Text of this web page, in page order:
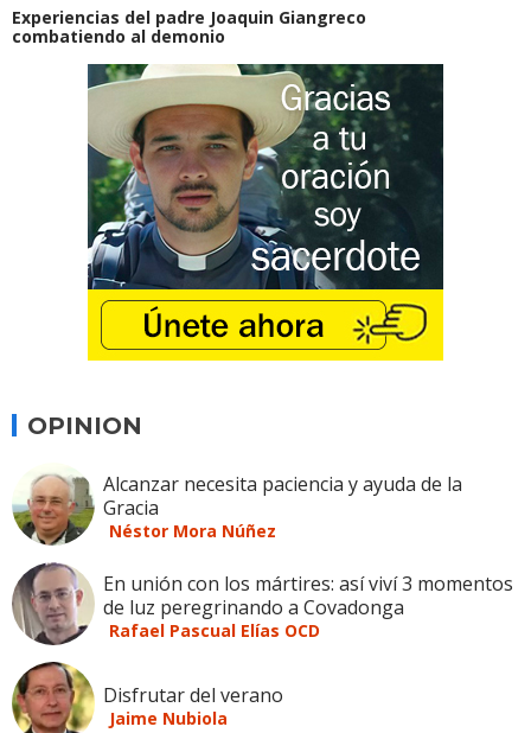
Experiencias del padre Joaquin Giangreco
combatiendo al demonio
OPINION
Alcanzar necesita paciencia y ayuda de la
Gracia
Néstor Mora Núñez
En unión con los mártires: así viví 3 momentos
de luz peregrinando a Covadonga
Rafael Pascual Elías OCD
Disfrutar del verano
Jaime Nubiola